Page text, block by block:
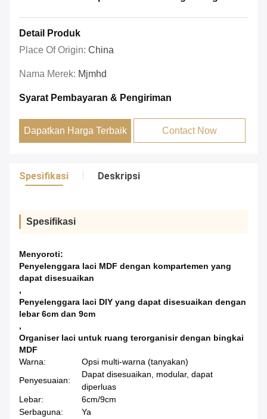
Detail Produk
Place Of Origin: China
Nama Merek: Mjmhd
Syarat Pembayaran & Pengiriman
Dapatkan Harga Terbaik Contact Now
Spesifikasi Deskripsi
Spesifikasi
Menyoroti:
Penyelenggara laci MDF dengan kompartemen yang
dapat disesuaikan
,
Penyelenggara laci DIY yang dapat disesuaikan dengan
lebar 6cm dan 9cm
,
Organiser laci untuk ruang terorganisir dengan bingkai
MDF
Warna:
Opsi multi-warna (tanyakan)
Penyesuaian:
Dapat disesuaikan, modular, dapat
diperluas
Lebar:
6cm/9cm
Serbaguna:
Ya